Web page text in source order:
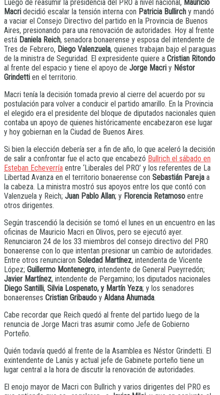
Luego de reasumir la presidencia del PRO a nivel nacional, Mauricio
Macri decidió escalar la tensión interna con Patricia Bullirch y mandó
a vaciar el Consejo Directivo del partido en la Provincia de Buenos
Aires, presionando para una renovación de autoridades. Hoy al frente
está Daniela Reich, senadora bonaerense y esposa del intendente de
Tres de Febrero, Diego Valenzuela, quienes trabajan bajo el paraguas
de la ministra de Seguridad. El expresidente quiere a Cristian Ritondo
al frente del espacio y tiene el apoyo de Jorge Macri y Néstor
Grindetti en el territorio.
Macri tenía la decisión tomada previo al cierre del acuerdo por su
postulación para volver a conducir el partido amarillo. En la Provincia
el elegido era el presidente del bloque de diputados nacionales quien
contaba un apoyo de quienes históricamente encabezaron ese lugar
y hoy gobiernan en la Ciudad de Buenos Aires.
Si bien la elección debería ser a fin de año, lo que aceleró la decisión
de salir a confrontar fue el acto que encabezó Bullrich el sábado en
Esteban Echeverría entre ‘Liberales del PRO’ y los referentes de La
Libertad Avanza en el territorio bonaerense con Sebastián Pareja a
la cabeza. La ministra mostró sus apoyos entre los que contó con
Valenzuela y Reich; Juan Pablo Allan; y Florencia Retamoso entre
otros dirigentes.
Según trascendió la decisión se tomó el lunes en un encuentro en las
oficinas de Mauricio Macri en Olivos, pero se ejecutó ayer.
Renunciaron 24 de los 33 miembros del consejo directivo del PRO
bonaerense con lo que intentan presionar un cambio de autoridades.
Entre otros renunciaron Soledad Martínez, intendenta de Vicente
López; Guillermo Montenegro, intendente de General Pueyrredón;
Javier Martínez, intendente de Pergamino; los diputados nacionales
Diego Santilli, Silvia Lospenato, y Martín Yeza; y los senadores
bonaerenses Cristian Gribaudo y Aldana Ahumada.
Cabe recordar que Reich quedó al frente del partido luego de la
renuncia de Jorge Macri tras asumir como Jefe de Gobierno
Porteño.
Quién todavía quedó al frente de la Asamblea es Néstor Grindetti. El
exintendente de Lanús y actual jefe de Gabinete porteño tiene un
lugar central a la hora de discutir la renovación de autoridades.
El enojo mayor de Macri con Bullrich y varios dirigentes del PRO es